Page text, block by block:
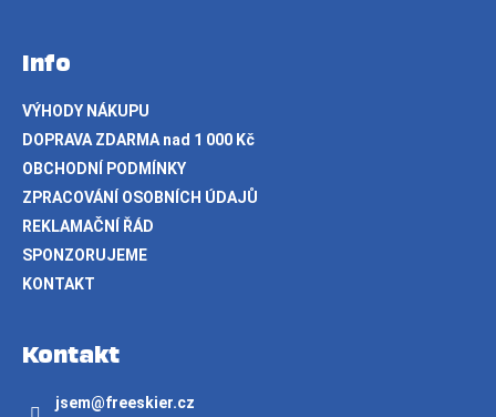
Info
VÝHODY NÁKUPU
DOPRAVA ZDARMA nad 1 000 Kč
OBCHODNÍ PODMÍNKY
ZPRACOVÁNÍ OSOBNÍCH ÚDAJŮ
REKLAMAČNÍ ŘÁD
SPONZORUJEME
KONTAKT
Kontakt
jsem@freeskier.cz